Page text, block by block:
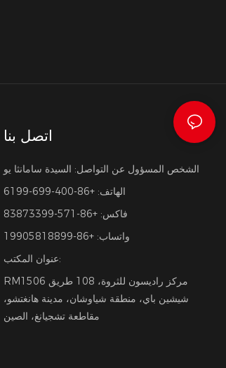
اتصل بنا
الشخص المسؤول عن التواصل: السيدة سامانثا يو
الهاتف: +86-400-699-6199
فاكس: +86-571-83873399
واتساب: +86-19905818899
عنوان المكتب:
RM1506 مركز راديسون للثروة، 108 طريق
شيشين باي، منطقة شياوشان، مدينة هانغتشو،
مقاطعة تشجيانغ، الصين